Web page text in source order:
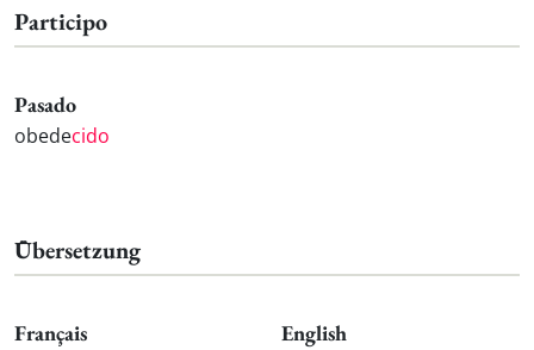
Participo
Pasado
obedecido
Übersetzung
Français English